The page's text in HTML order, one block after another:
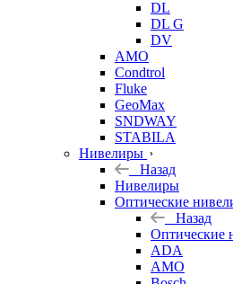
DL
DL G
DV
AMO
Condtrol
Fluke
GeoMax
SNDWAY
STABILA
Нивелиры
Назад
Нивелиры
Оптические
Назад
Оптические
ADA
AMO